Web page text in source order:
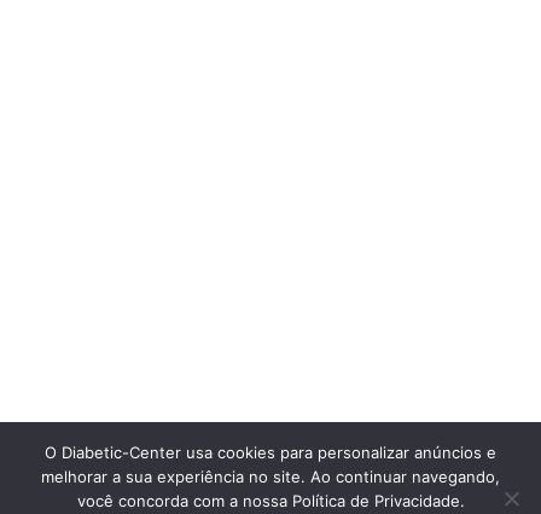
O Diabetic-Center usa cookies para personalizar anúncios e
melhorar a sua experiência no site. Ao continuar navegando,
você concorda com a nossa Política de Privacidade.